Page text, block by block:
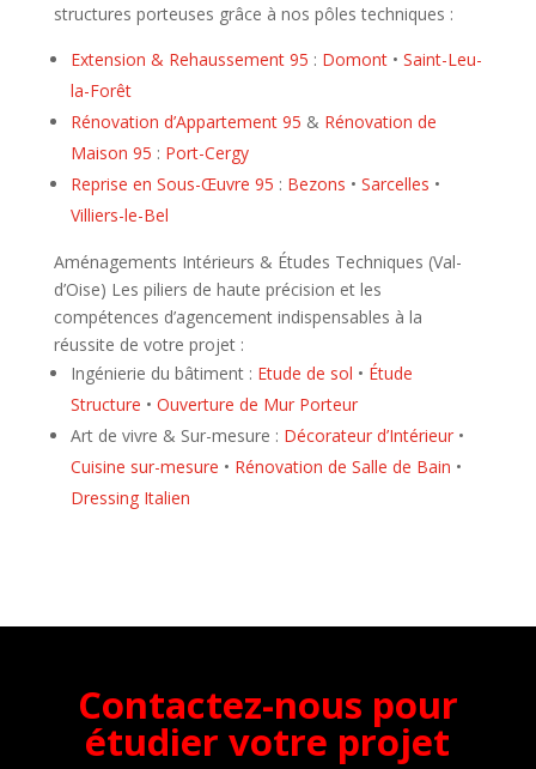
structures porteuses grâce à nos pôles techniques :
Extension & Rehaussement 95 : Domont• Saint-Leu-
la-Forêt
Rénovation d’Appartement 95 & Rénovation de
Maison 95 : Port-Cergy
Reprise en Sous-Œuvre 95 : Bezons • Sarcelles •
Villiers-le-Bel
Aménagements Intérieurs & Études Techniques (Val-
d’Oise) Les piliers de haute précision et les
compétences d’agencement indispensables à la
réussite de votre projet :
Ingénierie du bâtiment : Etude de sol • Étude
Structure • Ouverture de Mur Porteur
Art de vivre & Sur-mesure : Décorateur d’Intérieur•
Cuisine sur-mesure • Rénovation de Salle de Bain •
Dressing Italien
Contactez-nous pour
étudier votre projet